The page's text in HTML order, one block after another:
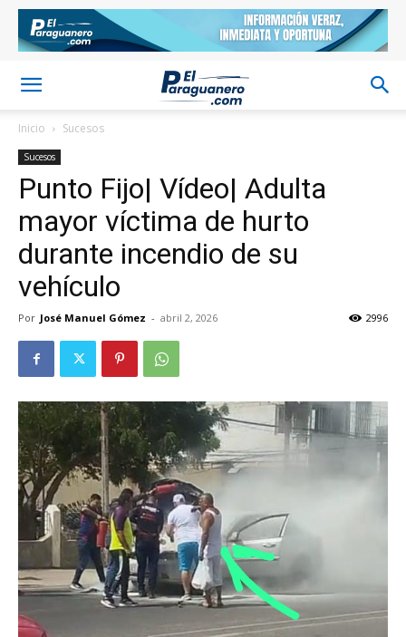
Inicio Sucesos
Sucesos
Punto Fijo| Vídeo| Adulta
mayor víctima de hurto
durante incendio de su
vehículo
Por José Manuel Gómez - abril 2, 2026 2996